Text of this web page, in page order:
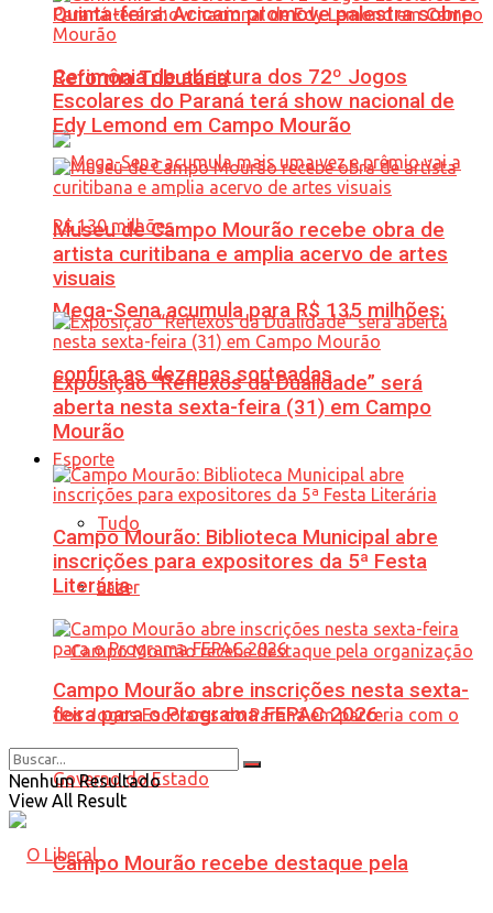
Quinta-feira: Acicam promove palestra sobre
Reforma Tributária
Mega-Sena acumula para R$ 135 milhões;
confira as dezenas sorteadas
Esporte
Tudo
Lazer
Campo Mourão recebe destaque pela
Cerimônia de abertura dos 72º Jogos
Escolares do Paraná terá show nacional de
Edy Lemond em Campo Mourão
Museu de Campo Mourão recebe obra de
artista curitibana e amplia acervo de artes
visuais
Exposição “Reflexos da Dualidade” será
aberta nesta sexta-feira (31) em Campo
Mourão
Campo Mourão: Biblioteca Municipal abre
inscrições para expositores da 5ª Festa
Literária
Campo Mourão abre inscrições nesta sexta-
feira para o Programa FEPAC 2026
Nenhum Resultado
View All Result